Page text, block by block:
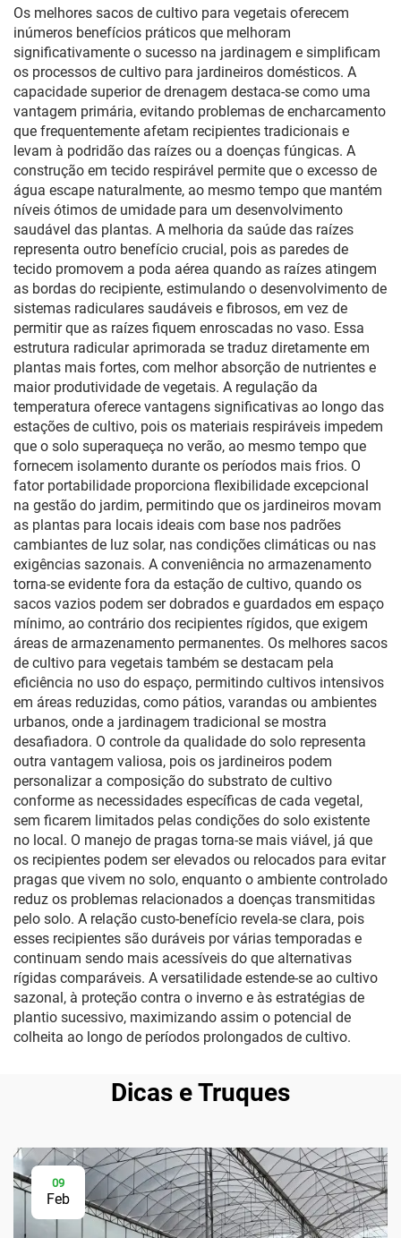
diâmetro de 1/2 polegada,
para lavagem de carros
ANSI
Os melhores sacos de cultivo para vegetais oferecem
inúmeros benefícios práticos que melhoram
significativamente o sucesso na jardinagem e simplificam
os processos de cultivo para jardineiros domésticos. A
capacidade superior de drenagem destaca-se como uma
vantagem primária, evitando problemas de encharcamento
que frequentemente afetam recipientes tradicionais e
levam à podridão das raízes ou a doenças fúngicas. A
construção em tecido respirável permite que o excesso de
água escape naturalmente, ao mesmo tempo que mantém
níveis ótimos de umidade para um desenvolvimento
saudável das plantas. A melhoria da saúde das raízes
representa outro benefício crucial, pois as paredes de
tecido promovem a poda aérea quando as raízes atingem
as bordas do recipiente, estimulando o desenvolvimento de
sistemas radiculares saudáveis e fibrosos, em vez de
permitir que as raízes fiquem enroscadas no vaso. Essa
estrutura radicular aprimorada se traduz diretamente em
plantas mais fortes, com melhor absorção de nutrientes e
maior produtividade de vegetais. A regulação da
temperatura oferece vantagens significativas ao longo das
estações de cultivo, pois os materiais respiráveis impedem
que o solo superaqueça no verão, ao mesmo tempo que
fornecem isolamento durante os períodos mais frios. O
fator portabilidade proporciona flexibilidade excepcional
na gestão do jardim, permitindo que os jardineiros movam
as plantas para locais ideais com base nos padrões
cambiantes de luz solar, nas condições climáticas ou nas
exigências sazonais. A conveniência no armazenamento
torna-se evidente fora da estação de cultivo, quando os
sacos vazios podem ser dobrados e guardados em espaço
mínimo, ao contrário dos recipientes rígidos, que exigem
áreas de armazenamento permanentes. Os melhores sacos
de cultivo para vegetais também se destacam pela
eficiência no uso do espaço, permitindo cultivos intensivos
em áreas reduzidas, como pátios, varandas ou ambientes
urbanos, onde a jardinagem tradicional se mostra
desafiadora. O controle da qualidade do solo representa
outra vantagem valiosa, pois os jardineiros podem
personalizar a composição do substrato de cultivo
conforme as necessidades específicas de cada vegetal,
sem ficarem limitados pelas condições do solo existente
no local. O manejo de pragas torna-se mais viável, já que
os recipientes podem ser elevados ou relocados para evitar
pragas que vivem no solo, enquanto o ambiente controlado
reduz os problemas relacionados a doenças transmitidas
pelo solo. A relação custo-benefício revela-se clara, pois
esses recipientes são duráveis por várias temporadas e
continuam sendo mais acessíveis do que alternativas
rígidas comparáveis. A versatilidade estende-se ao cultivo
sazonal, à proteção contra o inverno e às estratégias de
plantio sucessivo, maximizando assim o potencial de
colheita ao longo de períodos prolongados de cultivo.
Dicas e Truques
09
Feb